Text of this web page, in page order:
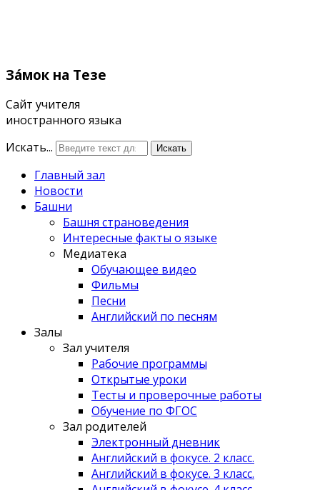
Зáмок на Тезе
Сайт учителя
иностранного языка
Искать...
Искать
Главный зал
Новости
Башни
Башня страноведения
Интересные факты о языке
Медиатека
Обучающее видео
Фильмы
Песни
Английский по песням
Залы
Зал учителя
Рабочие программы
Открытые уроки
Тесты и проверочные работы
Обучение по ФГОС
Зал родителей
Электронный дневник
Английский в фокусе. 2 класс.
Английский в фокусе. 3 класс.